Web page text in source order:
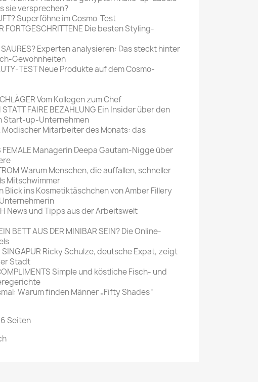
sie versprechen?
Superföhne im Cosmo-Test
FORTGESCHRITTENE Die besten Styling-
SAURES? Experten analysieren: Das steckt hinter
Gewohnheiten
TEST Neue Produkte auf dem Cosmo-
Vom Kollegen zum Chef
FAIRE BEZAHLUNG Ein Insider über den
Start-up-Unternehmen
Modischer Mitarbeiter des Monats: das
FEMALE Managerin Deepa Gautam-Nigge über
Warum Menschen, die auffallen, schneller
Mitschwimmer
Blick ins Kosmetiktäschchen von Amber Fillery
News und Tipps aus der Arbeitswelt
BETT AUS DER MINIBAR SEIN? Die Online-
SINGAPUR Ricky Schulze, deutsche Expat, zeigt
Stadt
Simple und köstliche Fisch- und
Warum finden Männer „Fifty Shades“
Seiten